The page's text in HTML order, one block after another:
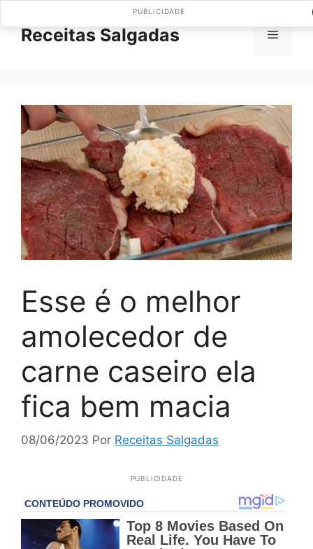
paraReceitas Salgadas Menu
Esse é o melhor
amolecedor de
carne caseiro ela
fica bem macia
08/06/2023 Por Receitas Salgadas
PUBLICIDADE
PUBLICIDADE